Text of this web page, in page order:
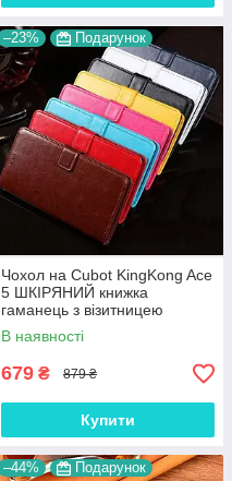
–23% Подарунок
Чохол на Cubot KingKong Ace
5 ШКІРЯНИЙ книжка
гаманець з візитницею
підставкою протиударний
"BENTYAGA"
В наявності
679 ₴ 879 ₴
Купити
–44% Подарунок